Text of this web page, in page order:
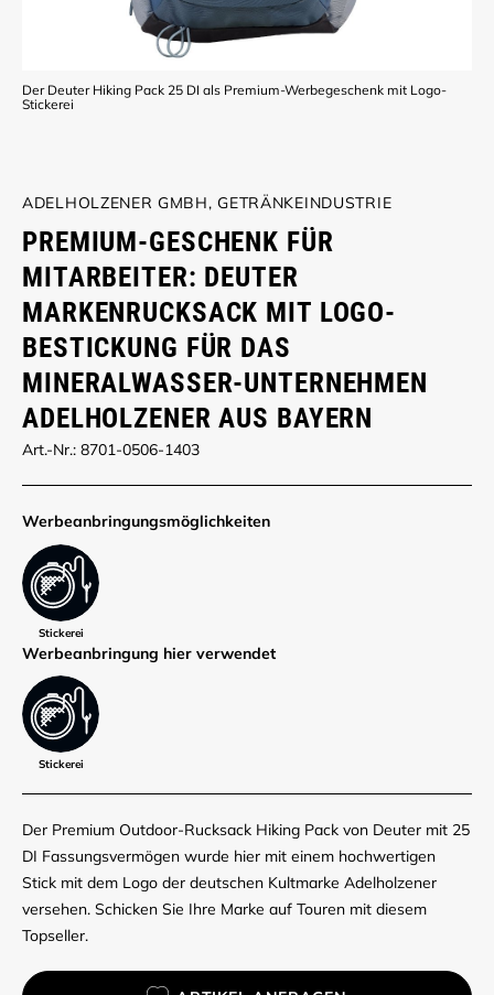
Der Deuter Hiking Pack 25 DI als Premium-Werbegeschenk mit Logo-
Stickerei
ADELHOLZENER GMBH, GETRÄNKEINDUSTRIE
PREMIUM-GESCHENK FÜR
MITARBEITER: DEUTER
MARKENRUCKSACK MIT LOGO-
BESTICKUNG FÜR DAS
MINERALWASSER-UNTERNEHMEN
ADELHOLZENER AUS BAYERN
Art.-Nr.: 8701-0506-1403
Werbe­anbringungs­möglich­keiten
Stickerei
Werbe­anbringung hier verwendet
Stickerei
Der Premium Outdoor-Rucksack Hiking Pack von Deuter mit 25
DI Fassungsvermögen wurde hier mit einem hochwertigen
Stick mit dem Logo der deutschen Kultmarke Adelholzener
versehen. Schicken Sie Ihre Marke auf Touren mit diesem
Topseller.